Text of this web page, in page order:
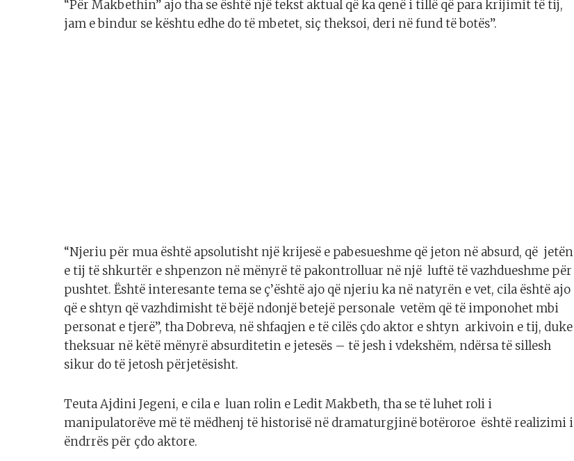
“Për Makbethin” ajo tha se është një tekst aktual që ka qenë i tillë që para krijimit të tij,
jam e bindur se kështu edhe do të mbetet, siç theksoi, deri në fund të botës”.
“Njeriu për mua është apsolutisht një krijesë e pabesueshme që jeton në absurd, që jetën
e tij të shkurtër e shpenzon në mënyrë të pakontrolluar në një luftë të vazhdueshme për
pushtet. Është interesante tema se ç’është ajo që njeriu ka në natyrën e vet, cila është ajo
që e shtyn që vazhdimisht të bëjë ndonjë betejë personale vetëm që të imponohet mbi
personat e tjerë”, tha Dobreva, në shfaqjen e të cilës çdo aktor e shtyn arkivoin e tij, duke
theksuar në këtë mënyrë absurditetin e jetesës – të jesh i vdekshëm, ndërsa të sillesh
sikur do të jetosh përjetësisht.
Teuta Ajdini Jegeni, e cila e luan rolin e Ledit Makbeth, tha se të luhet roli i
manipulatorëve më të mëdhenj të historisë në dramaturgjinë botëroroe është realizimi i
ëndrrës për çdo aktore.